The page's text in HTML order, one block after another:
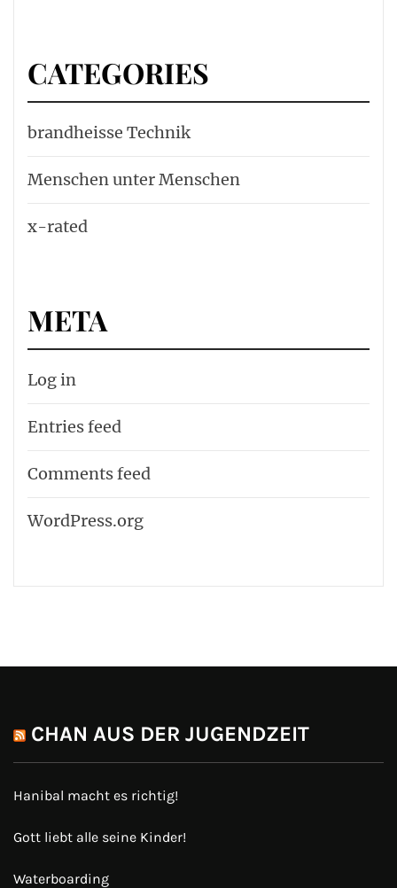
CATEGORIES
brandheisse Technik
Menschen unter Menschen
x-rated
META
Log in
Entries feed
Comments feed
WordPress.org
CHAN AUS DER JUGENDZEIT
Hanibal macht es richtig!
Gott liebt alle seine Kinder!
Waterboarding